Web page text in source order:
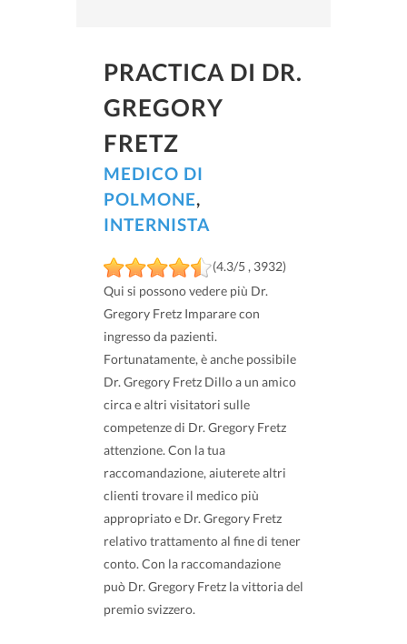
PRACTICA DI DR.
GREGORY
FRETZ
MEDICO DI
POLMONE,
INTERNISTA
(4.3/5 , 3932)
Qui si possono vedere più Dr.
Gregory Fretz Imparare con
ingresso da pazienti.
Fortunatamente, è anche possibile
Dr. Gregory Fretz Dillo a un amico
circa e altri visitatori sulle
competenze di Dr. Gregory Fretz
attenzione. Con la tua
raccomandazione, aiuterete altri
clienti trovare il medico più
appropriato e Dr. Gregory Fretz
relativo trattamento al fine di tener
conto. Con la raccomandazione
può Dr. Gregory Fretz la vittoria del
premio svizzero.